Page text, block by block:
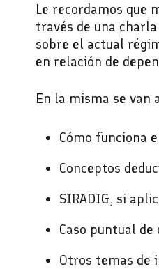
Le recordamos que
través de una
sobre el actual
en relación de
En la misma se van
Cómo funciona
Conceptos
SIRADIG, si
Caso puntual
Otros temas de